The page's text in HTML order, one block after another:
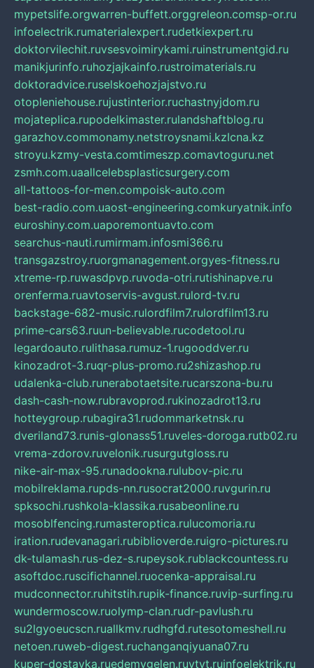
mypetslife.orgwarren-buffett.orggreleon.comsp-or.ru
infoelectrik.rumaterialexpert.rudetkiexpert.ru
doktorvilechit.ruvsesvoimirykami.ruinstrumentgid.ru
manikjurinfo.ruhozjajkainfo.rustroimaterials.ru
doktoradvice.ruselskoehozjajstvo.ru
otopleniehouse.rujustinterior.ruchastnyjdom.ru
mojateplica.rupodelkimaster.rulandshaftblog.ru
garazhov.commonamy.netstroysnami.kzlcna.kz
stroyu.kzmy-vesta.comtimeszp.comavtoguru.net
zsmh.com.uaallcelebsplasticsurgery.com
all-tattoos-for-men.compoisk-auto.com
best-radio.com.uaost-engineering.comkuryatnik.info
euroshiny.com.uaporemontuavto.com
searchus-nauti.rumirmam.infosmi366.ru
transgazstroy.ruorgmanagement.orgyes-fitness.ru
xtreme-rp.ruwasdpvp.ruvoda-otri.rutishinapve.ru
orenferma.ruavtoservis-avgust.rulord-tv.ru
backstage-682-music.rulordfilm7.rulordfilm13.ru
prime-cars63.ruun-believable.rucodetool.ru
legardoauto.rulithasa.rumuz-1.rugooddver.ru
kinozadrot-3.ruqr-plus-promo.ru2shizashop.ru
udalenka-club.runerabotaetsite.rucarszona-bu.ru
dash-cash-now.rubravoprod.rukinozadrot13.ru
hotteygroup.rubagira31.rudommarketnsk.ru
dveriland73.runis-glonass51.ruveles-doroga.rutb02.ru
vrema-zdorov.ruvelonik.rusurgutgloss.ru
nike-air-max-95.runadookna.rulubov-pic.ru
mobilreklama.rupds-nn.rusocrat2000.ruvgurin.ru
spksochi.rushkola-klassika.rusabeonline.ru
mosoblfencing.rumasteroptica.rulucomoria.ru
iration.rudevanagari.rubiblioverde.ruigro-pictures.ru
dk-tulamash.rus-dez-s.rupeysok.rublackcountess.ru
asoftdoc.ruscifichannel.ruocenka-appraisal.ru
mudconnector.ruhitstih.rupik-finance.ruvip-surfing.ru
wundermoscow.ruolymp-clan.rudr-pavlush.ru
su2lgyoeucscn.ruallkmv.rudhgfd.rutesotomeshell.ru
netoen.ruweb-digest.ruchanganqiyuana07.ru
kuper-dostavka.ruedemvgelen.ruytyt.ruinfoelektrik.ru